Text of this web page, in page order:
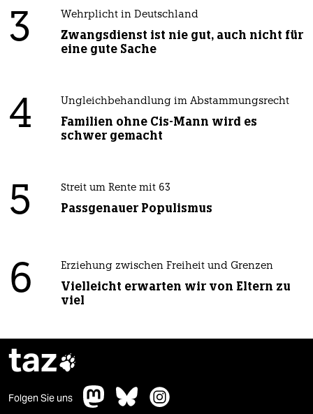
3 Wehrplicht in Deutschland
Zwangsdienst ist nie gut, auch nicht für
eine gute Sache
4 Ungleichbehandlung im Abstammungsrecht
Familien ohne Cis-Mann wird es
schwer gemacht
5 Streit um Rente mit 63
Passgenauer Populismus
6 Erziehung zwischen Freiheit und Grenzen
Vielleicht erwarten wir von Eltern zu
viel
taz
Folgen Sie uns